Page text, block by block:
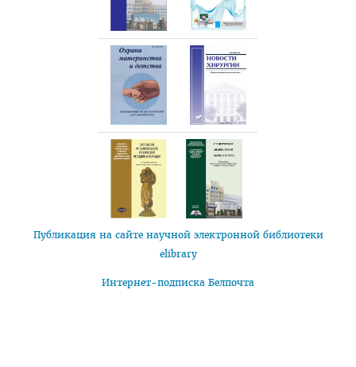
План приема на целевые места
Пункты оформления и выдачи договоров о целевой
Заказчик: Министерство здравоохранения
Заказчик: организации спорта
Заказчик: Государственный комитет судебных экспертиз
Заказчик: организации системы труда и соцзащиты
Заказчик: БелЛекоЦентр
Памятка абитуриенту 2026
Алгоритм подачи документов для целевиков
Вступительный экзамен
Публикация на сайте научной электронной библиотеки
elibrary
Интернет-подписка Белпочта